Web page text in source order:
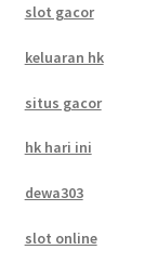
slot gacor
keluaran hk
situs gacor
hk hari ini
dewa303
slot online